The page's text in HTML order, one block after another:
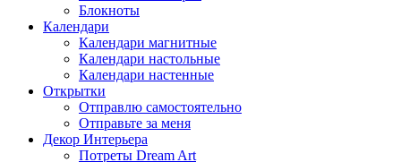
Блокноты
Календари
Календари магнитные
Календари настольные
Календари настенные
Открытки
Отправлю самостоятельно
Отправьте за меня
Декор Интерьера
Потреты Dream Art